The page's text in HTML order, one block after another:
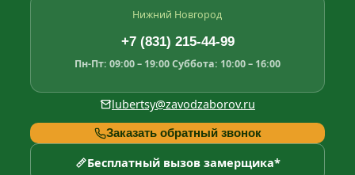
Нижний Новгород
+7 (831) 215-44-99
Пн-Пт: 09:00 – 19:00Суббота: 10:00 – 16:00
lubertsy@zavodzaborov.ru
Заказать обратный звонок
Бесплатный вызов замерщика*